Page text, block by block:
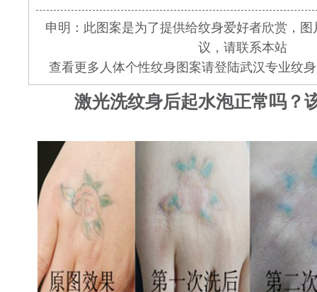
申明：此图案是为了提供给纹身爱好者欣赏，
议，请联系本站
查看更多人体个性纹身图案请登陆武汉专业纹
激光洗纹身后起水泡正常吗？